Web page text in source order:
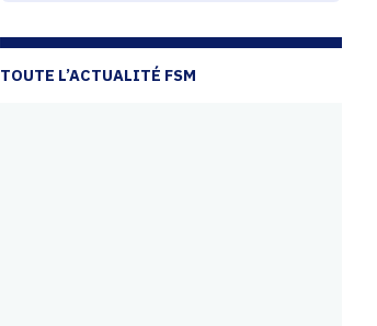
TOUTE L’ACTUALITÉ FSM